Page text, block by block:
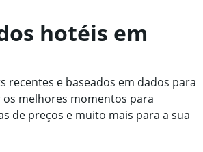
hotéis em
recentes e baseados em dados para
melhores momentos para
de preços e muito mais para a sua